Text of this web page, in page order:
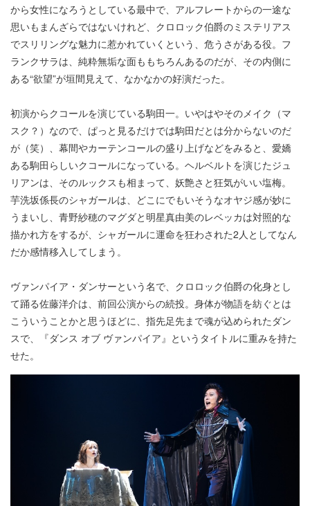
から女性になろうとしている最中で、アルフレートからの一途な
思いもまんざらではないけれど、クロロック伯爵のミステリアス
でスリリングな魅力に惹かれていくという、危うさがある役。フ
ランクサラは、純粋無垢な面ももちろんあるのだが、その内側に
ある“欲望”が垣間見えて、なかなかの好演だった。
初演からクコールを演じている駒田一。いやはやそのメイク（マ
スク？）なので、ぱっと見るだけでは駒田だとは分からないのだ
が（笑）、幕間やカーテンコールの盛り上げなどをみると、愛嬌
ある駒田らしいクコールになっている。ヘルベルトを演じたジュ
リアンは、そのルックスも相まって、妖艶さと狂気がいい塩梅。
芋洗坂係長のシャガールは、どこにでもいそうなオヤジ感が妙に
うまいし、青野紗穂のマグダと明星真由美のレベッカは対照的な
描かれ方をするが、シャガールに運命を狂わされた2人としてなん
だか感情移入してしまう。
ヴァンパイア・ダンサーという名で、クロロック伯爵の化身とし
て踊る佐藤洋介は、前回公演からの続投。身体が物語を紡ぐとは
こういうことかと思うほどに、指先足先まで魂が込められたダン
スで、『ダンス オブ ヴァンパイア』というタイトルに重みを持た
せた。